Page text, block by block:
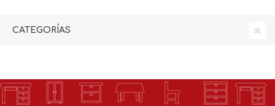
CATEGORÍAS